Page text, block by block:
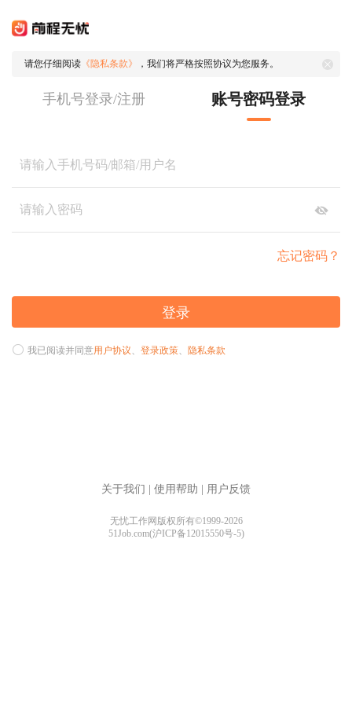
请您仔细阅读 《隐私条款》 ，我们将严格按照协议为您服务。
手机号登录/注册 账号密码登录
忘记密码？
登录
我已阅读并同意用户协议、 登录政策、 隐私条款
关于我们 使用帮助 用户反馈
无忧工作网版权所有©1999-2026
51Job.com(沪ICP备12015550号-5)